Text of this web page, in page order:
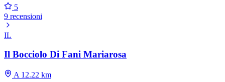
5
9 recensioni
IL
Il Bocciolo Di Fani Mariarosa
A 12.22 km